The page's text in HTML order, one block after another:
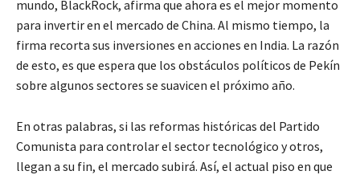
mundo, BlackRock, afirma que ahora es el mejor momento
para invertir en el mercado de China. Al mismo tiempo, la
firma recorta sus inversiones en acciones en India. La razón
de esto, es que espera que los obstáculos políticos de Pekín
sobre algunos sectores se suavicen el próximo año.
En otras palabras, si las reformas históricas del Partido
Comunista para controlar el sector tecnológico y otros,
llegan a su fin, el mercado subirá. Así, el actual piso en que